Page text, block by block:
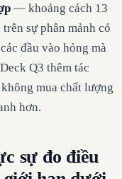
— khoảng cách 13
sự phân mảnh có
đầu vào hỏng mà
Q3 thêm tác
mua chất lượng
hơn.
sự đo điều